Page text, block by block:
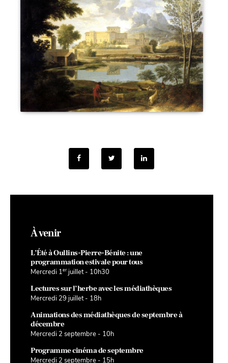
À venir
L’Été à Oullins-Pierre-Bénite : une
programmation estivale pour tous
Mercredi 1er juillet - 10h30
Lectures sur l’herbe avec les médiathèques
Mercredi 29 juillet - 18h
Animations des médiathèques de septembre à
décembre
Mercredi 2 septembre - 10h
Programme cinéma de septembre
Mercredi 2 septembre - 15h